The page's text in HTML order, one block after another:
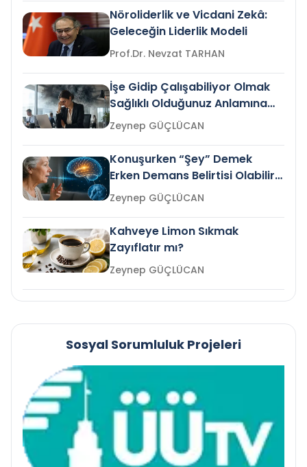
Nöroliderlik ve Vicdani Zekâ:
Geleceğin Liderlik Modeli
Prof.Dr. Nevzat TARHAN
İşe Gidip Çalışabiliyor Olmak
Sağlıklı Olduğunuz Anlamına
Gelir mi?Zeynep GÜÇLÜCAN
Konuşurken “Şey” Demek
Erken Demans Belirtisi Olabilir
mi?
Zeynep GÜÇLÜCAN
Kahveye Limon Sıkmak
Zayıflatır mı?
Zeynep GÜÇLÜCAN
Sosyal Sorumluluk Projeleri